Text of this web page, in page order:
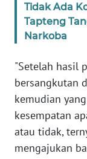
Tidak Ada
Tapteng
Narkoba
"Setelah hasil
bersangkutan
kemudian
kesempatan
atau tidak,
mengajukan
TENTANG
KAMI
PEDOMAN
SIBER
REDAKSI
KARIR